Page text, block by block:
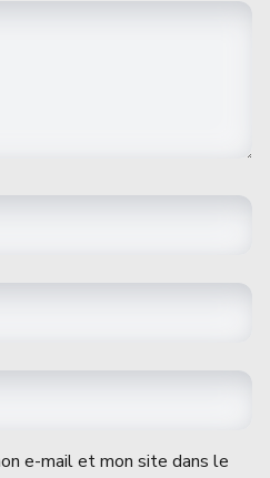
e-mail et mon site dans le